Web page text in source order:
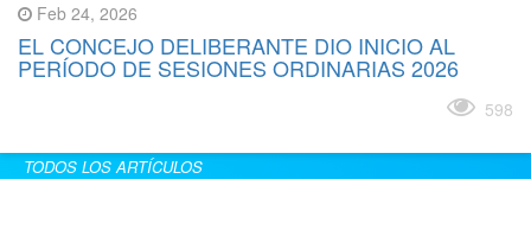
Feb 24, 2026
EL CONCEJO DELIBERANTE DIO INICIO AL
PERÍODO DE SESIONES ORDINARIAS 2026
598
TODOS LOS ARTÍCULOS